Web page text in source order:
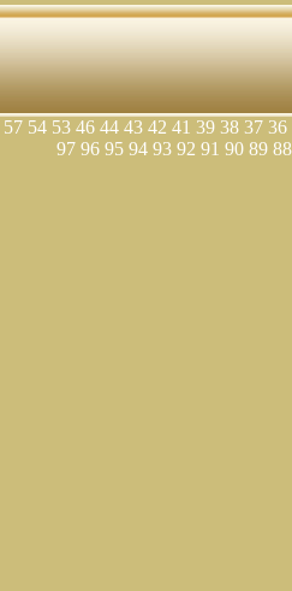
36
37
38
39
41
42
43
44
46
53
54
57
88
89
90
91
92
93
94
95
96
97